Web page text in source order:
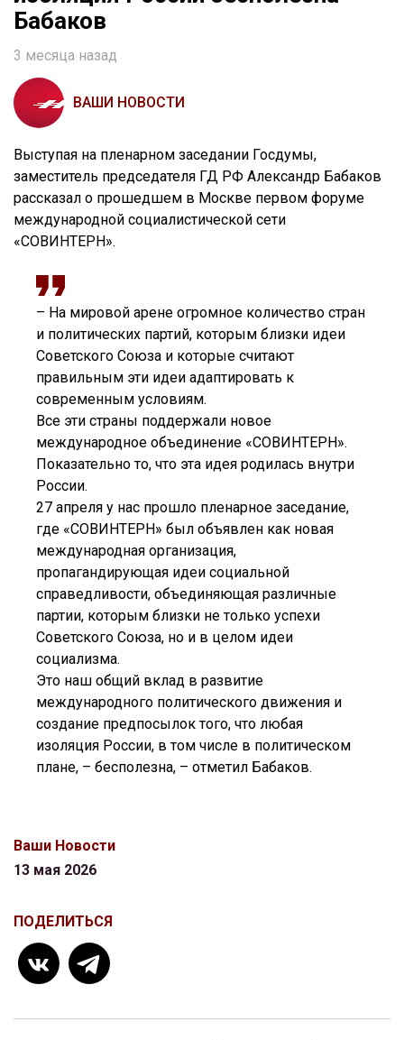
Бабаков
3 месяца назад
ВАШИ НОВОСТИ
Выступая на пленарном заседании Госдумы,
заместитель председателя ГД РФ Александр Бабаков
рассказал о прошедшем в Москве первом форуме
международной социалистической сети
«СОВИНТЕРН».
– На мировой арене огромное количество стран
и политических партий, которым близки идеи
Советского Союза и которые считают
правильным эти идеи адаптировать к
современным условиям.
Все эти страны поддержали новое
международное объединение «СОВИНТЕРН».
Показательно то, что эта идея родилась внутри
России.
27 апреля у нас прошло пленарное заседание,
где «СОВИНТЕРН» был объявлен как новая
международная организация,
пропагандирующая идеи социальной
справедливости, объединяющая различные
партии, которым близки не только успехи
Советского Союза, но и в целом идеи
социализма.
Это наш общий вклад в развитие
международного политического движения и
создание предпосылок того, что любая
изоляция России, в том числе в политическом
плане, – бесполезна, – отметил Бабаков.
Ваши Новости
13 мая 2026
ПОДЕЛИТЬСЯ